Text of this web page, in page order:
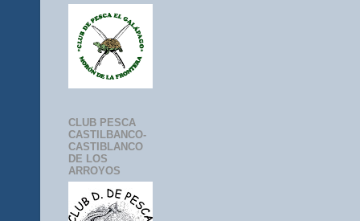
CLUB PESCA
CASTILBANCO-
CASTIBLANCO
DE LOS
ARROYOS